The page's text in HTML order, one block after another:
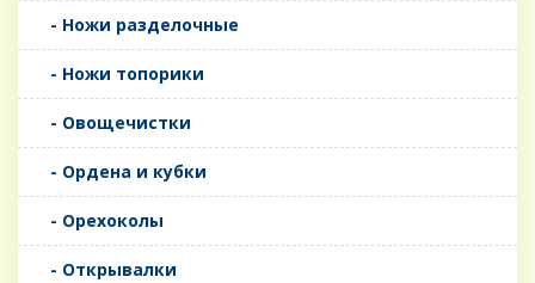
- Ножи разделочные
- Ножи топорики
- Овощечистки
- Ордена и кубки
- Орехоколы
- Открывалки